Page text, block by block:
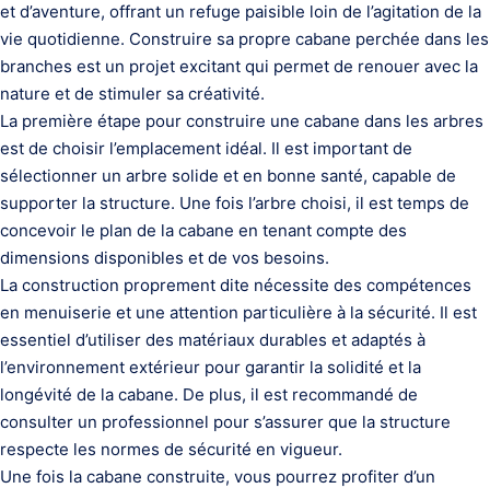
et d’aventure, offrant un refuge paisible loin de l’agitation de la
vie quotidienne. Construire sa propre cabane perchée dans les
branches est un projet excitant qui permet de renouer avec la
nature et de stimuler sa créativité.
La première étape pour construire une cabane dans les arbres
est de choisir l’emplacement idéal. Il est important de
sélectionner un arbre solide et en bonne santé, capable de
supporter la structure. Une fois l’arbre choisi, il est temps de
concevoir le plan de la cabane en tenant compte des
dimensions disponibles et de vos besoins.
La construction proprement dite nécessite des compétences
en menuiserie et une attention particulière à la sécurité. Il est
essentiel d’utiliser des matériaux durables et adaptés à
l’environnement extérieur pour garantir la solidité et la
longévité de la cabane. De plus, il est recommandé de
consulter un professionnel pour s’assurer que la structure
respecte les normes de sécurité en vigueur.
Une fois la cabane construite, vous pourrez profiter d’un